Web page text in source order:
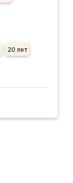
20 лет